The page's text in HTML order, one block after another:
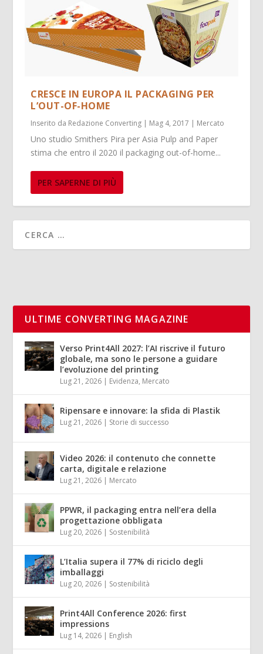
CRESCE IN EUROPA IL PACKAGING PER
L’OUT-OF-HOME
Inserito da Redazione Converting | Mag 4, 2017 | Mercato
Uno studio Smithers Pira per Asia Pulp and Paper
stima che entro il 2020 il packaging out-of-home...
PER SAPERNE DI PIÙ
ULTIME CONVERTING MAGAZINE
Verso Print4All 2027: l’AI riscrive il futuro
globale, ma sono le persone a guidare
l’evoluzione del printing
Lug 21, 2026 | Evidenza, Mercato
Ripensare e innovare: la sfida di Plastik
Lug 21, 2026 | Storie di successo
Video 2026: il contenuto che connette
carta, digitale e relazione
Lug 21, 2026 | Mercato
PPWR, il packaging entra nell’era della
progettazione obbligata
Lug 20, 2026 | Sostenibilità
L’Italia supera il 77% di riciclo degli
imballaggi
Lug 20, 2026 | Sostenibilità
Print4All Conference 2026: first
impressions
Lug 14, 2026 | English